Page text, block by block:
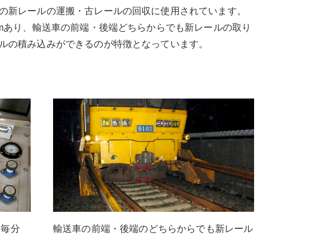
新レールの運搬・古レールの回収に使用されています。
あり、輸送車の前端・後端どちらからでも新レールの取り
の積み込みができるのが特徴となっています。
分
輸送車の前端・後端のどちらからでも新レール